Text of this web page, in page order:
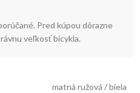
Pred kúpou dôrazne
veľkosť bicykla.
matná ružová / biela